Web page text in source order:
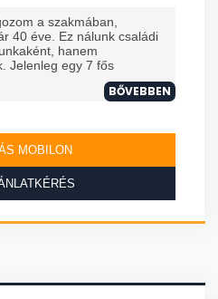
a szakmában,
40 éve. Ez nálunk családi
hanem
Jelenleg egy 7 fős
BŐVEBBEN
MOBILON